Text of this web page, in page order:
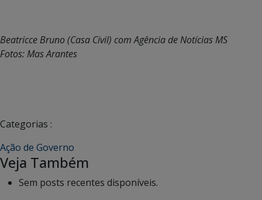
Beatricce Bruno (Casa Civil) com Agência de Notícias MS
Fotos: Mas Arantes
Categorias :
Ação de Governo
Veja Também
Sem posts recentes disponíveis.